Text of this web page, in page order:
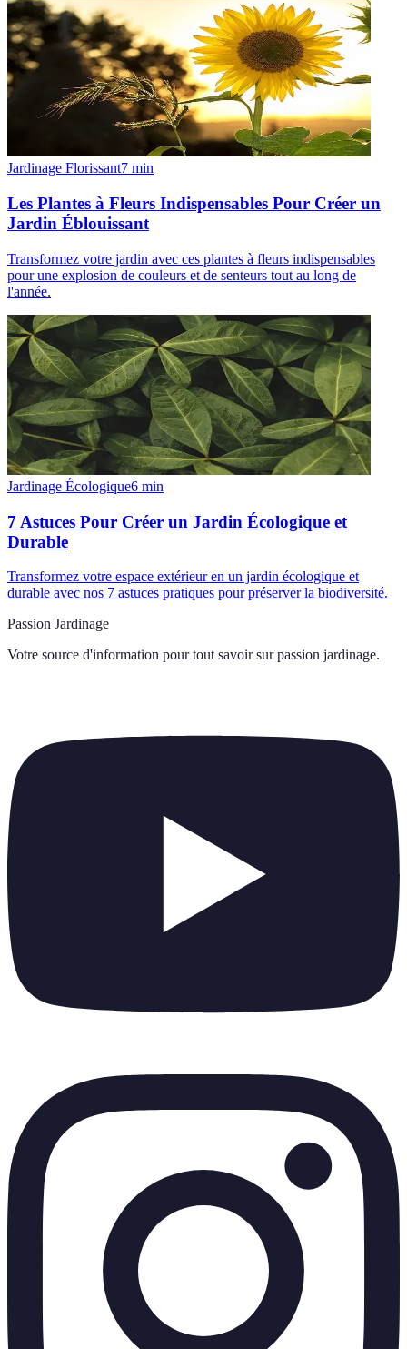
Jardinage Florissant7 min
Les Plantes à Fleurs Indispensables Pour Créer un
Jardin Éblouissant
Transformez votre jardin avec ces plantes à fleurs indispensables
pour une explosion de couleurs et de senteurs tout au long de
l'année.
Jardinage Écologique6 min
7 Astuces Pour Créer un Jardin Écologique et
Durable
Transformez votre espace extérieur en un jardin écologique et
durable avec nos 7 astuces pratiques pour préserver la biodiversité.
Passion Jardinage
Votre source d'information pour tout savoir sur passion jardinage.